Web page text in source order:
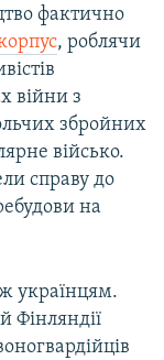
фактично
, роблячи
війни з
збройних
військо.
справу до
на
українцям.
Фінляндії